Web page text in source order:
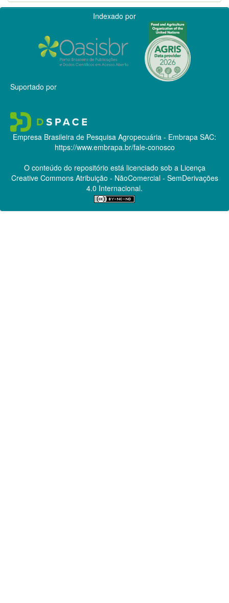
Indexado por
Suportado por
Empresa Brasileira de Pesquisa Agropecuária - Embrapa SAC:
https://www.embrapa.br/fale-conosco
O conteúdo do repositório está licenciado sob a Licença
Creative CommonsAtribuição - NãoComercial - SemDerivações
4.0 Internacional.